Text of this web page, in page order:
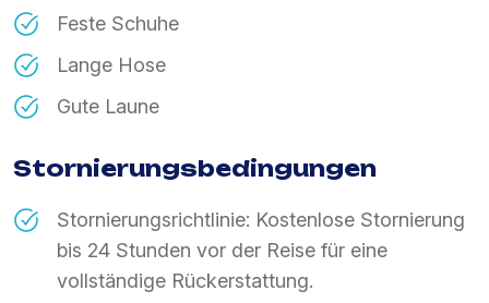
Feste Schuhe
Lange Hose
Gute Laune
Stornierungsbedingungen
Stornierungsrichtlinie: Kostenlose Stornierung
bis 24 Stunden vor der Reise für eine
vollständige Rückerstattung.